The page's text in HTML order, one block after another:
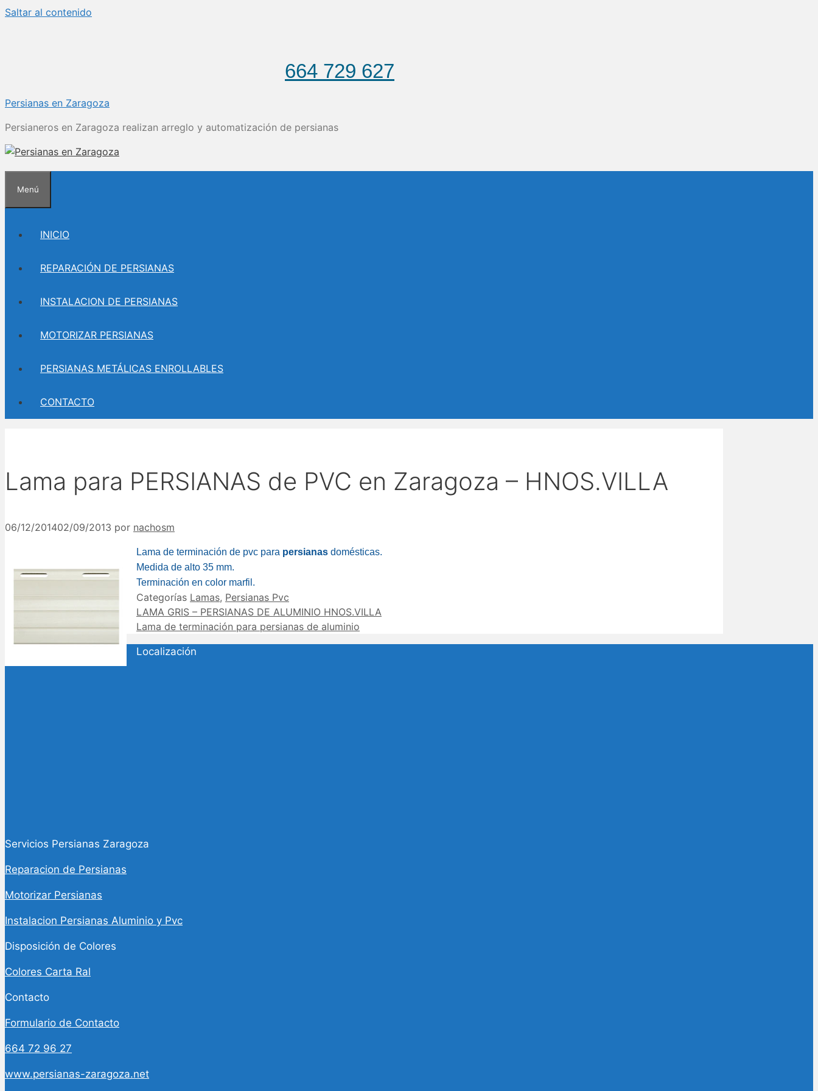
Saltar al contenido
664 729 627
Persianas en Zaragoza
Persianeros en Zaragoza realizan arreglo y automatización de persianas
Menú
INICIO
REPARACIÓN DE PERSIANAS
INSTALACION DE PERSIANAS
MOTORIZAR PERSIANAS
PERSIANAS METÁLICAS ENROLLABLES
CONTACTO
Lama para PERSIANAS de PVC en Zaragoza – HNOS.VILLA
06/12/201402/09/2013 por nachosm
Lama de terminación de pvc para persianas domésticas.
Medida de alto 35 mm.
Terminación en color marfil.
Categorías Lamas, Persianas Pvc
LAMA GRIS – PERSIANAS DE ALUMINIO HNOS.VILLA
Lama de terminación para persianas de aluminio
Localización
Servicios Persianas Zaragoza
Reparacion de Persianas
Motorizar Persianas
Instalacion Persianas Aluminio y Pvc
Disposición de Colores
Colores Carta Ral
Contacto
Formulario de Contacto
664 72 96 27
www.persianas-zaragoza.net